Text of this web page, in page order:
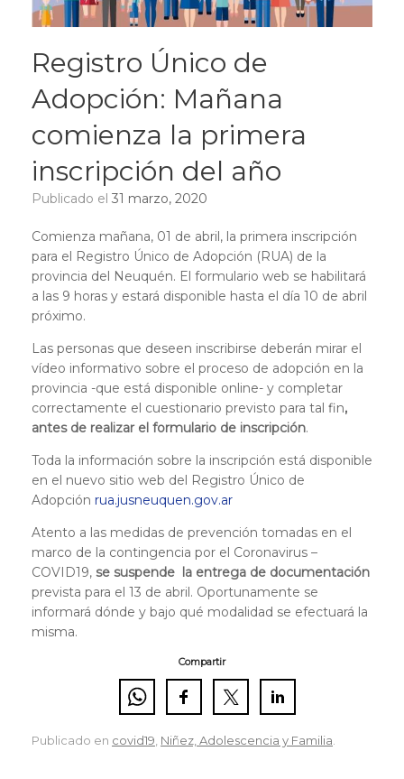
Registro Único de
Adopción: Mañana
comienza la primera
inscripción del año
Publicado el 31 marzo, 2020
Comienza mañana, 01 de abril, la primera inscripción
para el Registro Único de Adopción (RUA) de la
provincia del Neuquén. El formulario web se habilitará
a las 9 horas y estará disponible hasta el día 10 de abril
próximo.
Las personas que deseen inscribirse deberán mirar el
vídeo informativo sobre el proceso de adopción en la
provincia -que está disponible online- y completar
correctamente el cuestionario previsto para tal fin,
antes de realizar el formulario de inscripción.
Toda la información sobre la inscripción está disponible
en el nuevo sitio web del Registro Único de
Adopción rua.jusneuquen.gov.ar
Atento a las medidas de prevención tomadas en el
marco de la contingencia por el Coronavirus –
COVID19, se suspende la entrega de documentación
prevista para el 13 de abril. Oportunamente se
informará dónde y bajo qué modalidad se efectuará la
misma.
Compartir
Publicado en covid19 Niñez, Adolescencia y Familia